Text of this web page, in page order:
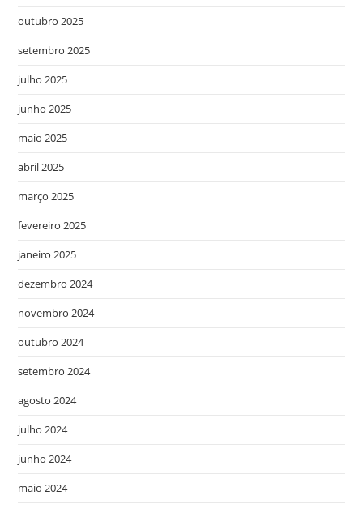
outubro 2025
setembro 2025
julho 2025
junho 2025
maio 2025
abril 2025
março 2025
fevereiro 2025
janeiro 2025
dezembro 2024
novembro 2024
outubro 2024
setembro 2024
agosto 2024
julho 2024
junho 2024
maio 2024